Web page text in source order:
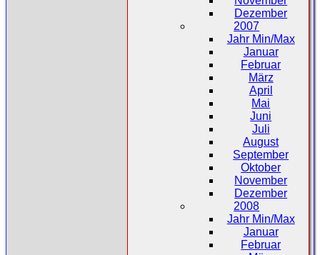
Dezember
2007
Jahr Min/Max
Januar
Februar
März
April
Mai
Juni
Juli
August
September
Oktober
November
Dezember
2008
Jahr Min/Max
Januar
Februar